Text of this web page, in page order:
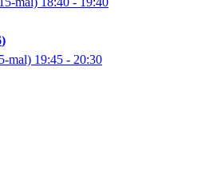
mal) 19:45 - 20:30